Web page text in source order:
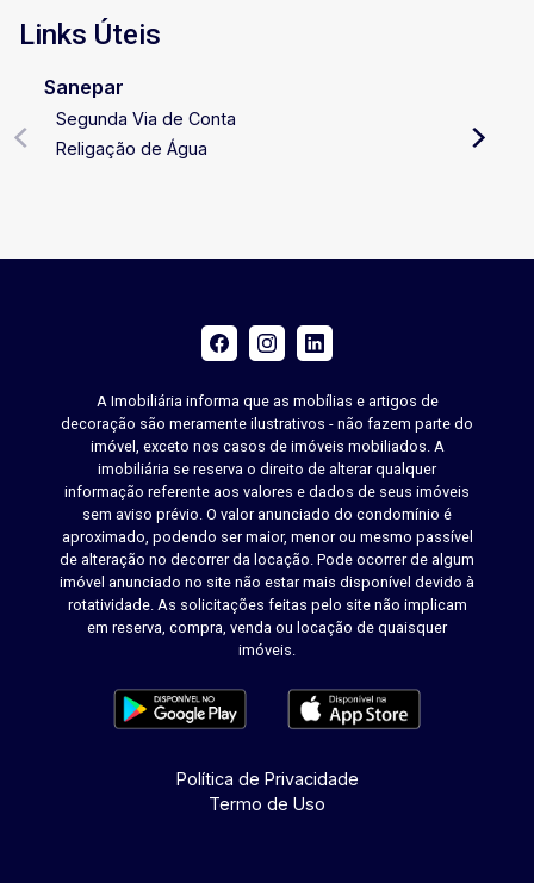
Links Úteis
Sanepar
Segunda Via de Conta
Religação de Água
A Imobiliária informa que as mobílias e artigos de
decoração são meramente ilustrativos - não fazem parte do
imóvel, exceto nos casos de imóveis mobiliados. A
imobiliária se reserva o direito de alterar qualquer
informação referente aos valores e dados de seus imóveis
sem aviso prévio. O valor anunciado do condomínio é
aproximado, podendo ser maior, menor ou mesmo passível
de alteração no decorrer da locação. Pode ocorrer de algum
imóvel anunciado no site não estar mais disponível devido à
rotatividade. As solicitações feitas pelo site não implicam
em reserva, compra, venda ou locação de quaisquer
imóveis.
Política de Privacidade
Termo de Uso